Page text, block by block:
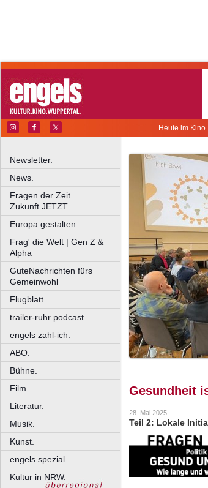
Heute im Kino
Newsletter.
News.
Fragen der Zeit
Zukunft JETZT
Europa gestalten
Frag' die Welt | Gen Z &
Alpha
GuteNachrichten fürs
Gemeinwohl
Flugblatt.
trailer-ruhr podcast.
engels zahl-ich.
ABO.
Bühne.
Film.
Literatur.
Musik.
Kunst.
engels spezial.
Kultur in NRW.
Gesundheit
28. Mai 2025
Teil 2: Lokale